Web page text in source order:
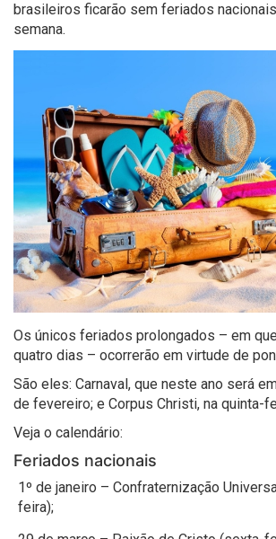
brasileiros ficarão sem feriados
semana.
Os únicos feriados prolongados – em
quatro dias – ocorrerão em virtude de
São eles: Carnaval, que neste ano será
de fevereiro; e Corpus Christi, na quinta-
Veja o calendário:
Feriados nacionais
1º de janeiro – Confraternização
feira);